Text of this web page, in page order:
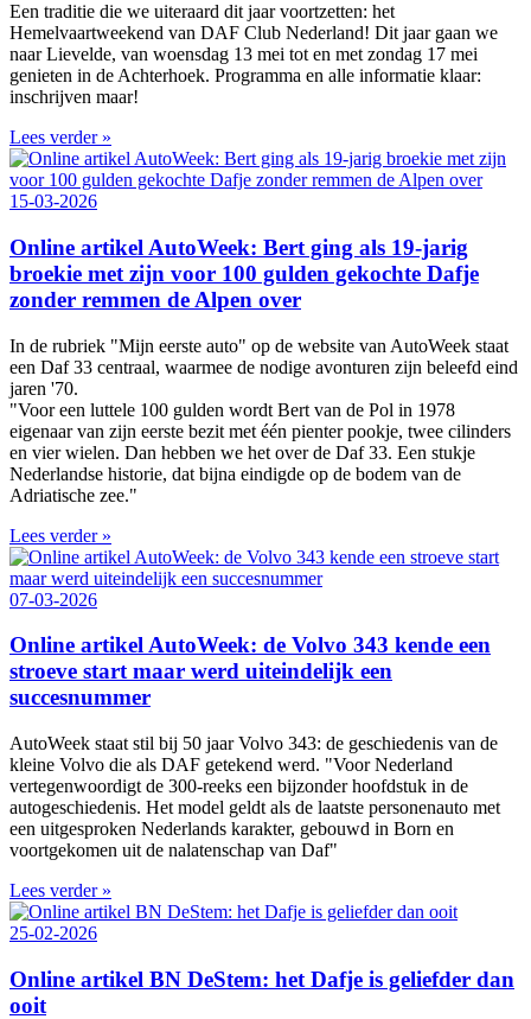
Een traditie die we uiteraard dit jaar voortzetten: het
Hemelvaartweekend van DAF Club Nederland! Dit jaar gaan we
naar Lievelde, van woensdag 13 mei tot en met zondag 17 mei
genieten in de Achterhoek. Programma en alle informatie klaar:
inschrijven maar!
Lees verder »
15-03-2026
Online artikel AutoWeek: Bert ging als 19-jarig
broekie met zijn voor 100 gulden gekochte Dafje
zonder remmen de Alpen over
In de rubriek "Mijn eerste auto" op de website van AutoWeek staat
een Daf 33 centraal, waarmee de nodige avonturen zijn beleefd eind
jaren '70.
"Voor een luttele 100 gulden wordt Bert van de Pol in 1978
eigenaar van zijn eerste bezit met één pienter pookje, twee cilinders
en vier wielen. Dan hebben we het over de Daf 33. Een stukje
Nederlandse historie, dat bijna eindigde op de bodem van de
Adriatische zee."
Lees verder »
07-03-2026
Online artikel AutoWeek: de Volvo 343 kende een
stroeve start maar werd uiteindelijk een
succesnummer
AutoWeek staat stil bij 50 jaar Volvo 343: de geschiedenis van de
kleine Volvo die als DAF getekend werd. "Voor Nederland
vertegenwoordigt de 300‑reeks een bijzonder hoofdstuk in de
autogeschiedenis. Het model geldt als de laatste personenauto met
een uitgesproken Nederlands karakter, gebouwd in Born en
voortgekomen uit de nalatenschap van Daf"
Lees verder »
25-02-2026
Online artikel BN DeStem: het Dafje is geliefder dan
ooit